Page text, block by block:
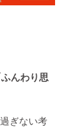
んわり思
ぎない考